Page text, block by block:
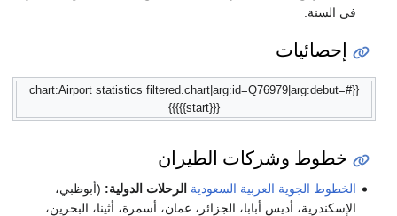
في السنة.
إحصائيات
{{#chart:Airport statistics filtered.chart|arg:id=Q76979|arg:debut=
{{{start}}}}}
خطوط وشركات الطيران
الخطوط الجوية العربية السعودية الرحلات الدولية: (أبوظبي،
الإسكندرية، أديس أبابا، الجزائر، عمان، أسمرة، أثينا، البحرين،